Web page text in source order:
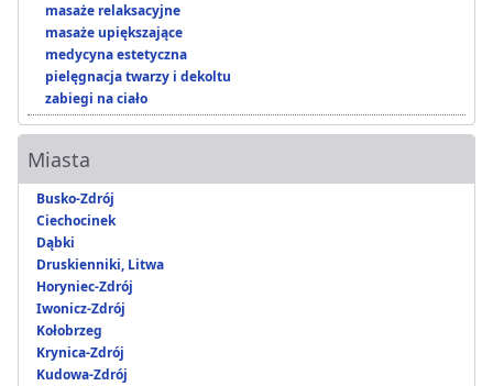
masaże relaksacyjne
masaże upiększające
medycyna estetyczna
pielęgnacja twarzy i dekoltu
zabiegi na ciało
Miasta
Busko-Zdrój
Ciechocinek
Dąbki
Druskienniki, Litwa
Horyniec-Zdrój
Iwonicz-Zdrój
Kołobrzeg
Krynica-Zdrój
Kudowa-Zdrój